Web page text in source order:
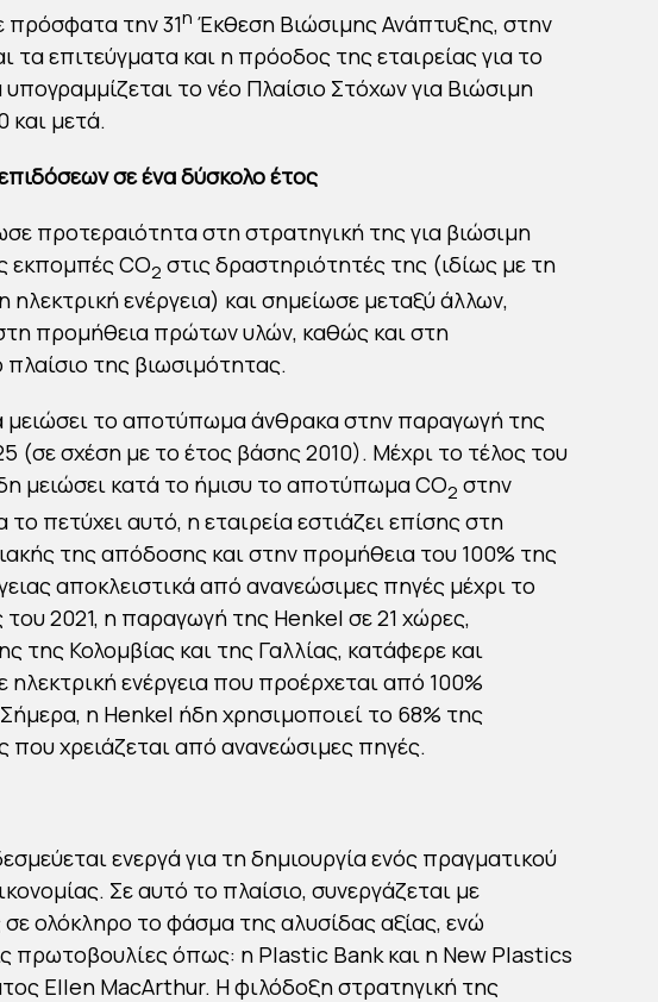
πρόσφατα την 31η Έκθεση Βιώσιμης Ανάπτυξης, στην
τα επιτεύγματα και η πρόοδος της εταιρείας για το
το νέο Πλαίσιο Στόχων για Βιώσιμη
και μετά.
σε ένα δύσκολο έτος
προτεραιότητα στη στρατηγική της για βιώσιμη
εκπομπές CO2 στις δραστηριότητές της (ιδίως με τη
ενέργεια) και σημείωσε μεταξύ άλλων,
προμήθεια πρώτων υλών, καθώς και στη
της βιωσιμότητας.
μειώσει το αποτύπωμα άνθρακα στην παραγωγή της
(σε σχέση με το έτος βάσης 2010). Μέχρι το τέλος του
μειώσει κατά το ήμισυ το αποτύπωμα CO2 στην
πετύχει αυτό, η εταιρεία εστιάζει επίσης στη
της απόδοσης και στην προμήθεια του 100% της
αποκλειστικά από ανανεώσιμες πηγές μέχρι το
του 2021, η παραγωγή της Henkel σε 21 χώρες,
της Κολομβίας και της Γαλλίας, κατάφερε και
ενέργεια που προέρχεται από 100%
η Henkel ήδη χρησιμοποιεί το 68% της
που χρειάζεται από ανανεώσιμες πηγές.
ενεργά για τη δημιουργία ενός πραγματικού
Σε αυτό το πλαίσιο, συνεργάζεται με
ολόκληρο το φάσμα της αλυσίδας αξίας, ενώ
πρωτοβουλίες όπως: η Plastic Bank και η New Plastics
Ellen MacArthur. Η φιλόδοξη στρατηγική της